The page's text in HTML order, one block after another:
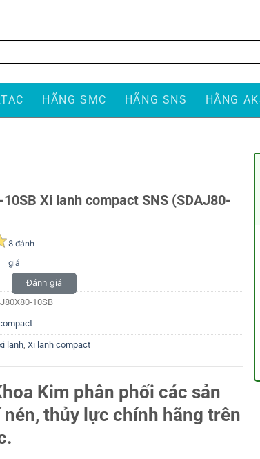
HÃNG SMC HÃNG SNS HÃNG
Xi lanh compact SNS (SDAJ80-
8 đánh
giá
Đánh giá
10SB
lanh, Xi lanh compact
Kim phân phối các sản
thủy lực chính hãng trên